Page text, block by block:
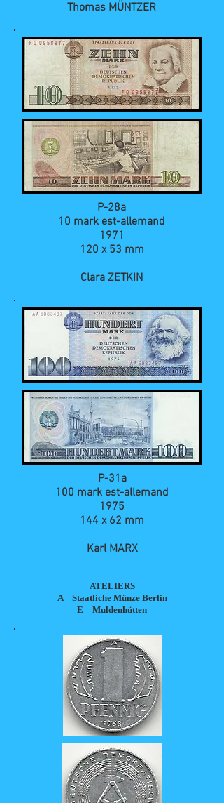
Thomas MÜNTZER
P-28a
10 mark est-allemand
1971
120 x 53 mm
Clara ZETKIN
P-31a
100 mark est-allemand
1975
144 x 62 mm
Karl MARX
ATELIERS
A = Staatliche Münze Berlin
E = Muldenhütten